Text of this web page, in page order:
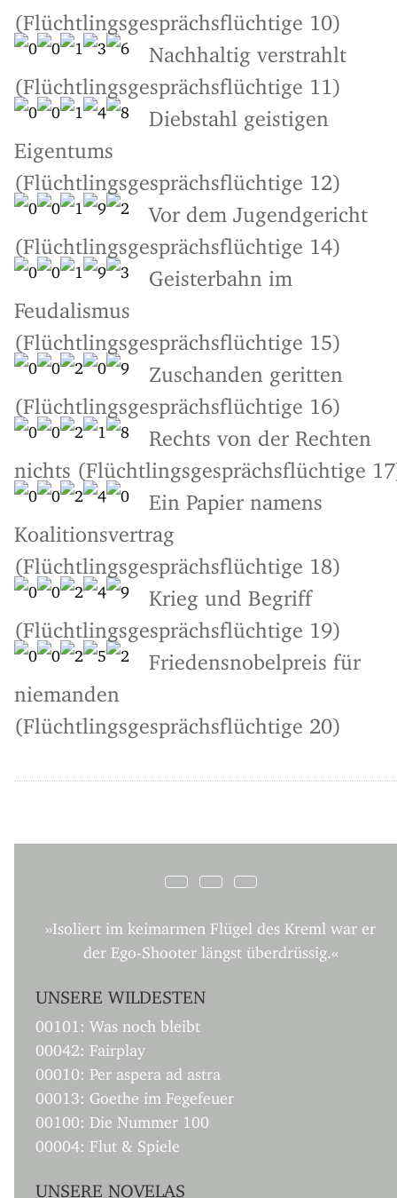
(Flüchtlingsgesprächsflüchtige 10)
Nachhaltig verstrahlt
(Flüchtlingsgesprächsflüchtige 11)
Diebstahl geistigen
Eigentums
(Flüchtlingsgesprächsflüchtige 12)
Vor dem Jugendgericht
(Flüchtlingsgesprächsflüchtige 14)
Geisterbahn im
Feudalismus
(Flüchtlingsgesprächsflüchtige 15)
Zuschanden geritten
(Flüchtlingsgesprächsflüchtige 16)
Rechts von der Rechten
nichts (Flüchtlingsgesprächsflüchtige
Ein Papier namens
Koalitionsvertrag
(Flüchtlingsgesprächsflüchtige 18)
Krieg und Begriff
(Flüchtlingsgesprächsflüchtige 19)
Friedensnobelpreis für
niemanden
(Flüchtlingsgesprächsflüchtige 20)
»Isoliert im keimarmen Flügel des Kreml war er
der Ego-Shooter längst überdrüssig.«
UNSERE WILDESTEN
00101: Was noch bleibt
00042: Fairplay
00010: Per aspera ad astra
00013: Goethe im Fegefeuer
00100: Die Nummer 100
00004: Flut & Spiele
UNSERE NOVELAS